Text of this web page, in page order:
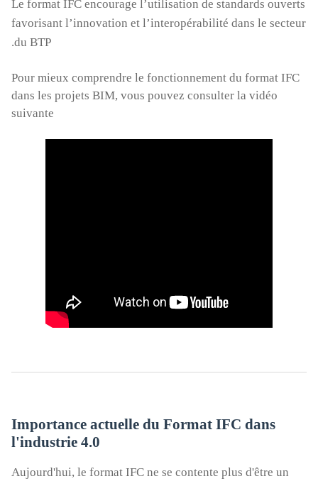
Le format IFC encourage l’utilisation de standards ouverts
favorisant l’innovation et l’interopérabilité dans le secteur
du BTP.
Pour mieux comprendre le fonctionnement du format IFC
dans les projets BIM, vous pouvez consulter la vidéo
suivante
Importance actuelle du Format IFC dans
l'industrie 4.0
Aujourd'hui, le format IFC ne se contente plus d'être un